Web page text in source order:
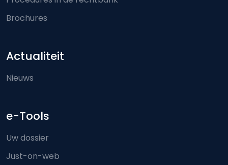
Brochures
Actualiteit
Nieuws
e-Tools
Uw dossier
Just-on-web